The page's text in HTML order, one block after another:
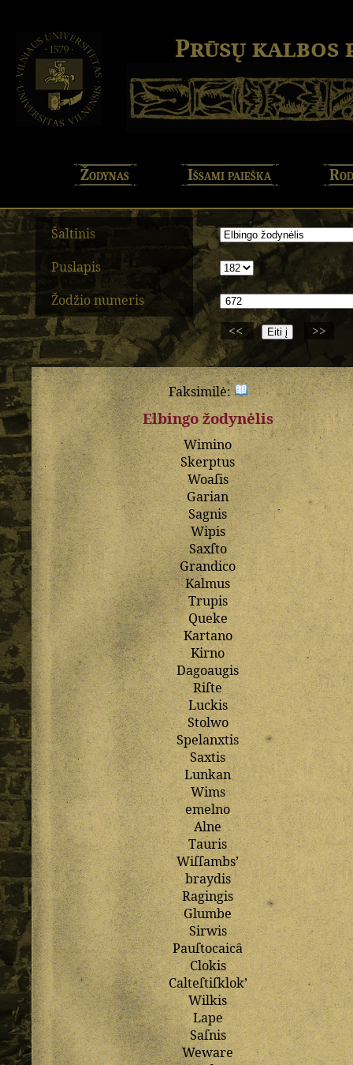
Prūsų kalbos
Žodynas Išsami paieška
Šaltinis
Puslapis
Žodžio numeris
<<
>>
Faksimilė:
Elbingo žodynėlis
Wimino
Skerptus
Woaſis
Garian
Sagnis
Wipis
Saxſto
Grandico
Kalmus
Trupis
Queke
Kartano
Kirno
Dagoaugis
Riſte
Luckis
Stolwo
Spelanxtis
Saxtis
Lunkan
Wims
emelno
Alne
Tauris
Wiſſambs’
braydis
Ragingis
Glumbe
Sirwis
Pauſtocaicȃ
Clokis
Calteſtiſklok’
Wilkis
Lape
Saſnis
Weware